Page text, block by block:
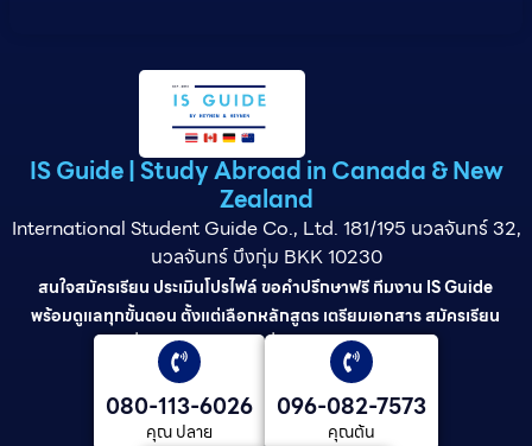
IS Guide | Study Abroad in Canada & New
Zealand
International Student Guide Co., Ltd. 181/195 นวลจันทร์ 32,
นวลจันทร์ บึงกุ่ม BKK 10230
สนใจสมัครเรียน ประเมินโปรไฟล์ ขอคำปรึกษาฟรี ทีมงาน IS Guide
พร้อมดูแลทุกขั้นตอน ตั้งแต่เลือกหลักสูตร เตรียมเอกสาร สมัครเรียน
ยื่นวีซ่า และดูแลต่อเนื่องจนจบการศึกษา
080-113-6026
คุณ ปลาย
096-082-7573
คุณต้น